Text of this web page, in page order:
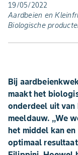
19/05/2022
Aardbeien en
Biologische
Bij
maakt het
onderdeel uit van
meeldauw. ,,We
het middel kan
optimaal